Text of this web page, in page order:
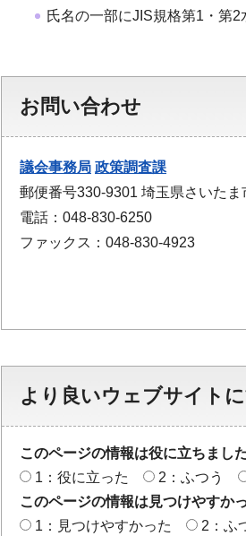
氏名の一部にJIS規格第1・第
お問い合わせ
議会事務局 政策調査課
郵便番号330-9301 埼玉県さいた
電話：048-830-6250
ファックス：048-830-4923
より良いウェブサイト
このページの情報は役に立ちまし
1：役に立った
2：ふつう
このページの情報は見つけやすか
1：見つけやすかった
2：ふ